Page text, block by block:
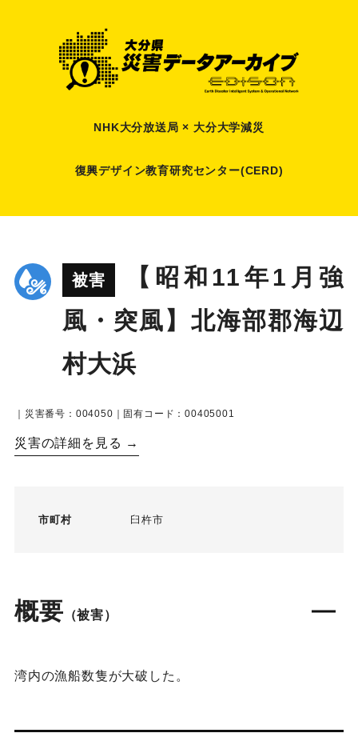
NHK大分放送局 × 大分大学減災
復興デザイン教育研究センター(CERD)
被害
【昭和11年1月強
風・突風】北海部郡海辺
村大浜
｜災害番号：004050｜固有コード：00405001
災害の詳細を見る →
市町村 臼杵市
概要 （被害）
湾内の漁船数隻が大破した。